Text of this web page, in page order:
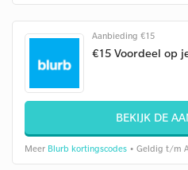
Aanbieding €15
€15 Voordeel op
BEKIJK DE
Meer Blurb kortingscodes • Geldig t/m